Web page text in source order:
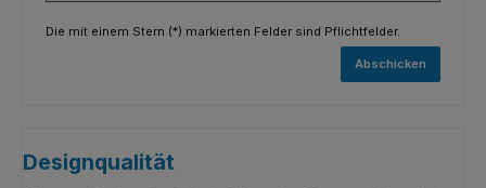
Die mit einem Stern (*) markierten Felder sind Pflichtfelder.
Abschicken
Designqualität